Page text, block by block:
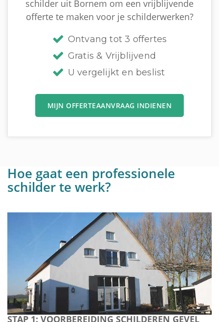
schilder uit Bornem om een vrijblijvende
offerte te maken voor je schilderwerken?
Ontvang tot 3 offertes
Gratis & Vrijblijvend
U vergelijkt en beslist
MIJN OFFERTEAANVRAAG INDIENEN
Hoe gaat een professionele
schilder te werk?
STAP 1: VOORBEREIDING SCHILDEREN GEVEL